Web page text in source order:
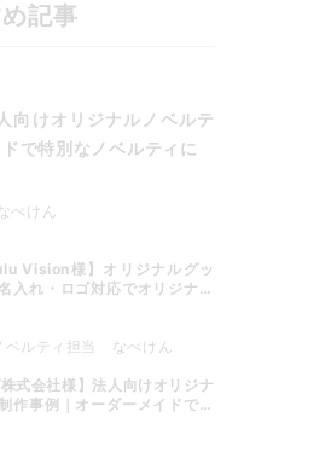
記事
向けオリジナルノベルテ
で特別なノベルティに
べけん
Vision様】オリジナルグッ
入れ・ロゴ対応でオリジナル
ベルティ担当 なべけん
株式会社様】法人向けオリジナ
作事例｜オーダーメイドで特
に